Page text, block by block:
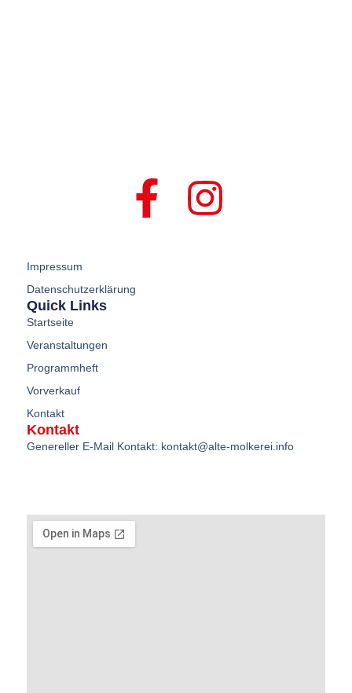
Impressum
Datenschutzerklärung
Quick Links
Startseite
Veranstaltungen
Programmheft
Vorverkauf
Kontakt
Kontakt
Genereller E-Mail Kontakt: kontakt@alte-molkerei.info